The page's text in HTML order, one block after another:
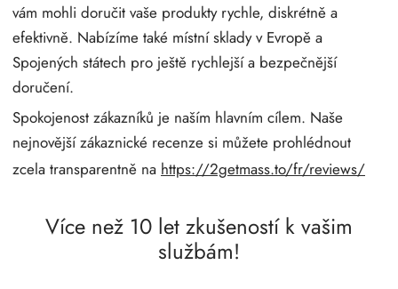
vám mohli doručit vaše produkty rychle, diskrétně a
efektivně. Nabízíme také místní sklady v Evropě a
Spojených státech pro ještě rychlejší a bezpečnější
doručení.
Spokojenost zákazníků je naším hlavním cílem. Naše
nejnovější zákaznické recenze si můžete prohlédnout
zcela transparentně na https://2getmass.to/fr/reviews/
Více než 10 let zkušeností k vašim
službám!